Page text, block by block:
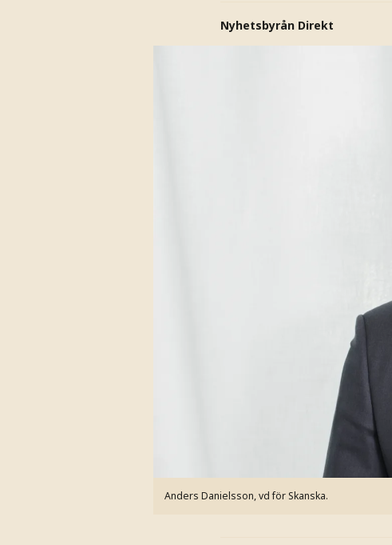
Nyhetsbyrån Direkt
Anders Danielsson, vd för Skanska.